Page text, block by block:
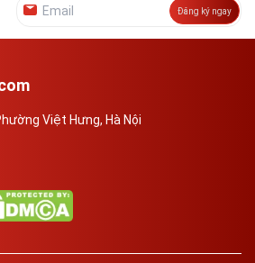
Đăng ký ngay
Việt Hưng, Hà Nội